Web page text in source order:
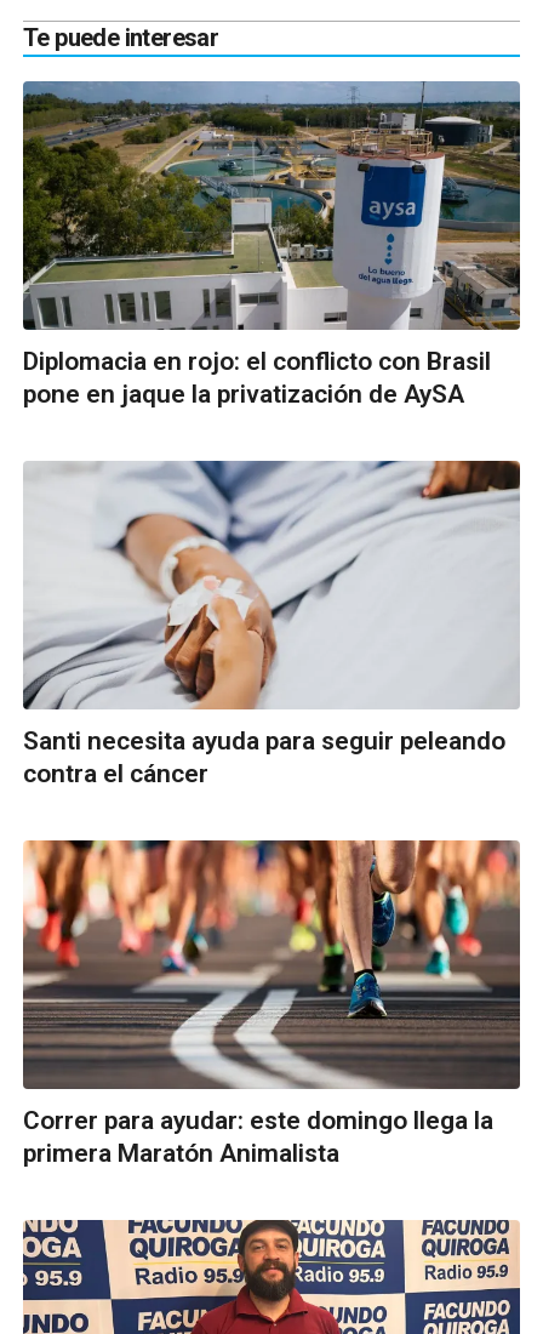
Te puede interesar
Diplomacia en rojo: el conflicto con Brasil
pone en jaque la privatización de AySA
Santi necesita ayuda para seguir peleando
contra el cáncer
Correr para ayudar: este domingo llega la
primera Maratón Animalista